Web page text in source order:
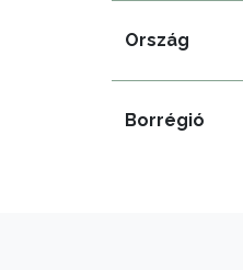
Ország
Borrégió